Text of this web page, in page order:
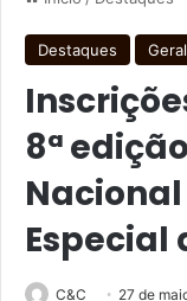
Destaques Geral
8ª
Especial
C&C 27 de